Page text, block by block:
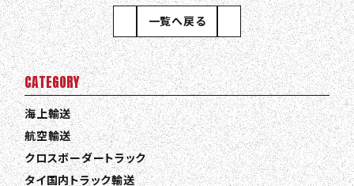
一覧へ戻る
CATEGORY
海上輸送
航空輸送
クロスボーダートラック
タイ国内トラック輸送